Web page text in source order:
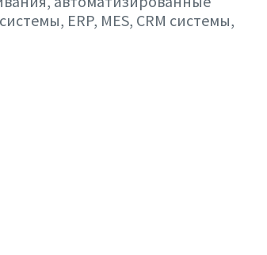
ERP, MES, CRM системы,